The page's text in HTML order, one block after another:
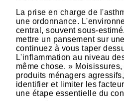
La prise en charge de
une ordonnance.
central, souvent sous-
mettre un pansement sur
continuez à vous taper
L'inflammation au niveau
même chose. »
produits ménagers
identifier et limiter les
une étape essentielle du